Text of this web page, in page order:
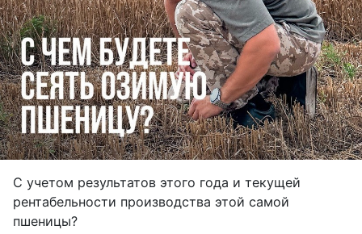
С учетом результатов этого года и текущей
рентабельности производства этой самой
пшеницы?